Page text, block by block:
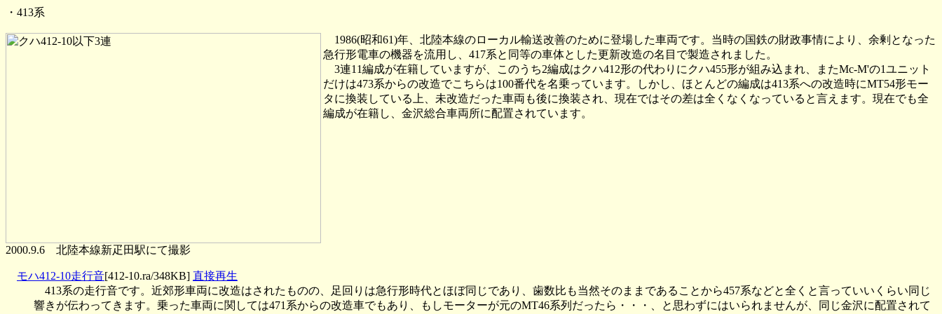
・413系
1986(昭和61)年、北陸本線のローカル輸送改善のために登場した車両です。当時の国鉄の財政事情により、余剰となった
急行形電車の機器を流用し、417系と同等の車体とした更新改造の名目で製造されました。
3連11編成が在籍していますが、このうち2編成はクハ412形の代わりにクハ455形が組み込まれ、またMc-M'の1ユニット
だけは473系からの改造でこちらは100番代を名乗っています。しかし、ほとんどの編成は413系への改造時にMT54形モー
タに換装している上、未改造だった車両も後に換装され、現在ではその差は全くなくなっていると言えます。現在でも全
編成が在籍し、金沢総合車両所に配置されています。
2000.9.6 北陸本線新疋田駅にて撮影
モハ412-10走行音[412-10.ra/348KB] 直接再生
413系の走行音です。近郊形車両に改造はされたものの、足回りは急行形時代とほぼ同じであり、歯数比も当然そのままであることから457系などと全くと言っていいくらい同じ
響きが伝わってきます。乗った車両に関しては471系からの改造車でもあり、もしモーターが元のMT46系列だったら・・・、と思わずにはいられませんが、同じ金沢に配置されて